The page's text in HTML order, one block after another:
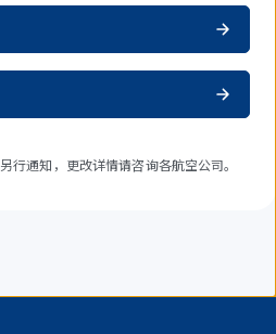
通知，更改详情请咨询各航空公司。